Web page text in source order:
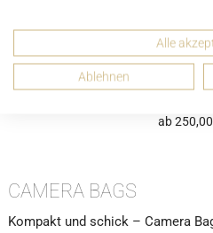
Marc by Marc Jacobs Small
ab
CAMERA BAGS
Kompakt und schick – Camera
Alle
Ablehnen